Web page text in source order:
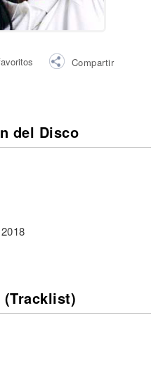
Compartir
del Disco
(Tracklist)